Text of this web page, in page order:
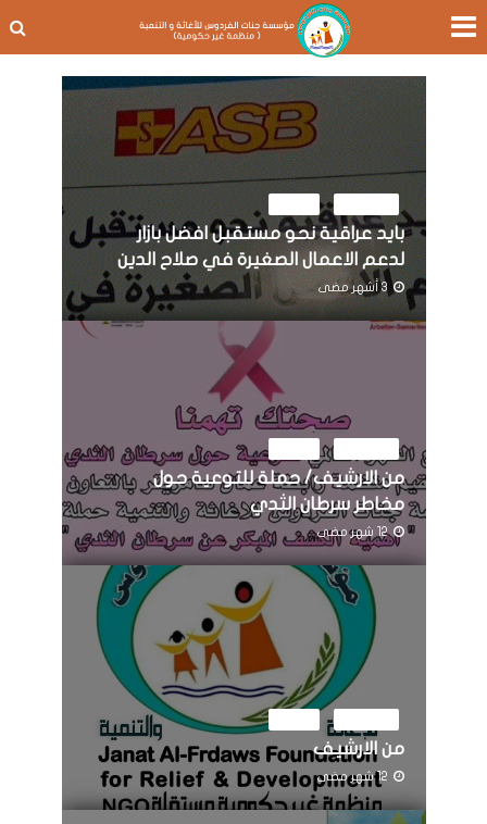
بايد عراقية نحو مستقبل افضل بازار
لدعم الاعمال الصغيرة في صلاح الدين
3 أشهر مضى
من الارشيف/ حملة للتوعية حول
مخاطر سرطان الثدي
12 شهر مضى
من الارشيف
12 شهر مضى